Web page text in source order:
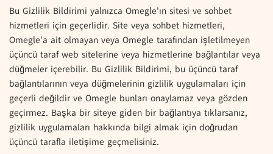
Bu Gizlilik Bildirimi yalnızca Omegle'ın sitesi ve sohbet
hizmetleri için geçerlidir. Site veya sohbet hizmetleri,
Omegle'a ait olmayan veya Omegle tarafından işletilmeyen
üçüncü taraf web sitelerine veya hizmetlerine bağlantılar veya
düğmeler içerebilir. Bu Gizlilik Bildirimi, bu üçüncü taraf
bağlantılarının veya düğmelerinin gizlilik uygulamaları için
geçerli değildir ve Omegle bunları onaylamaz veya gözden
geçirmez. Başka bir siteye giden bir bağlantıya tıklarsanız,
gizlilik uygulamaları hakkında bilgi almak için doğrudan
üçüncü tarafla iletişime geçmelisiniz.